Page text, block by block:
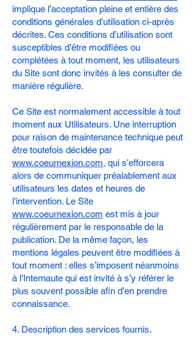
implique l’acceptation pleine et entière des
conditions générales d’utilisation ci-après
décrites. Ces conditions d’utilisation sont
susceptibles d’être modifiées ou
complétées à tout moment, les utilisateurs
du Site sont donc invités à les consulter de
manière régulière.
Ce Site est normalement accessible à tout
moment aux Utilisateurs. Une interruption
pour raison de maintenance technique peut
être toutefois décidée par
www.coeurnexion.com, qui s’efforcera
alors de communiquer préalablement aux
utilisateurs les dates et heures de
l’intervention. Le Site
www.coeurnexion.com est mis à jour
régulièrement par le responsable de la
publication. De la même façon, les
mentions légales peuvent être modifiées à
tout moment : elles s’imposent néanmoins
à l’Internaute qui est invité à s’y référer le
plus souvent possible afin d’en prendre
connaissance.
4. Description des services fournis.